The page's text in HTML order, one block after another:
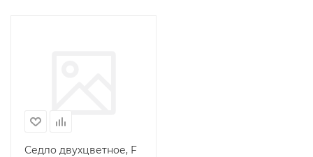
Седло двухцветное, F